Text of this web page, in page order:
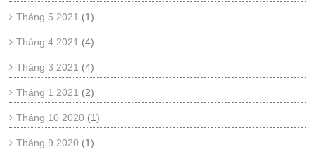
Tháng 5 2021 (1)
Tháng 4 2021 (4)
Tháng 3 2021 (4)
Tháng 1 2021 (2)
Tháng 10 2020 (1)
Tháng 9 2020 (1)